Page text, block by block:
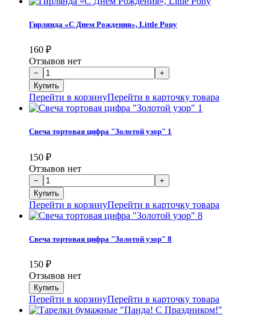
Гирлянда «С Днем Рождения», Little Pony
160 ₽
Отзывов нет
Перейти в корзинуПерейти в карточку товара
Свеча тортовая цифра "Золотой узор" 1
150 ₽
Отзывов нет
Перейти в корзинуПерейти в карточку товара
Свеча тортовая цифра "Золотой узор" 8
150 ₽
Отзывов нет
Перейти в корзинуПерейти в карточку товара